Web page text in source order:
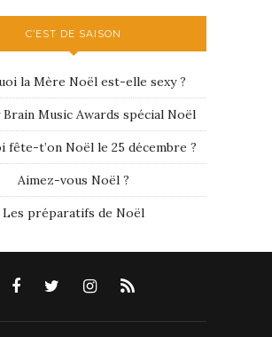
C’EST DE SAISON
la Mère Noël est-elle sexy ?
Brain Music Awards spécial Noël
fête-t’on Noël le 25 décembre ?
Aimez-vous Noël ?
Les préparatifs de Noël